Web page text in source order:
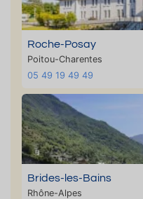
Roche-Posay
Poitou-Charentes
05 49 19 49 49
Brides-les-Bains
Rhône-Alpes